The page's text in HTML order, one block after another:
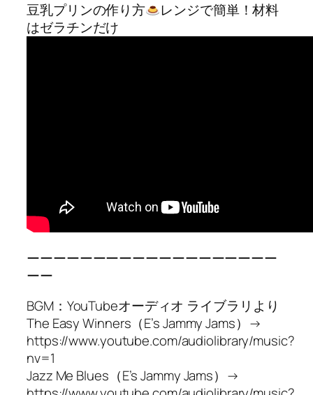
豆乳プリンの作り方
レンジで簡単！材料
はゼラチンだけ
ーーーーーーーーーーーーーーーーーーー
ーー
BGM：YouTubeオーディオ ライブラリより
The Easy Winners（E’s Jammy Jams）→
https://www.youtube.com/audiolibrary/music?
nv=1
Jazz Me Blues（E’s Jammy Jams）→